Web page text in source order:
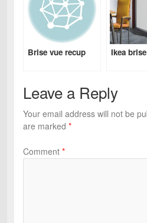
Brise vue recup Ikea
Leave a Reply
Your email address will not be
are marked *
Comment *